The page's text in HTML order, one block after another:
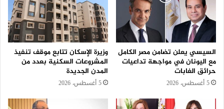
السيسي يعلن تضامن مصر الكامل
مع اليونان في مواجهة تداعيات
حرائق الغابات
5 أغسطس، 2026
وزيرة الإسكان تتابع موقف تنفيذ
المشروعات السكنية بعدد من
المدن الجديدة
5 أغسطس، 2026